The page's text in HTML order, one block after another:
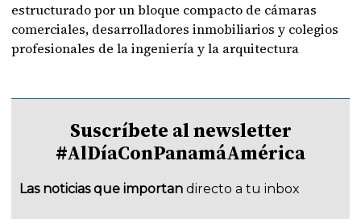
estructurado por un bloque compacto de cámaras
comerciales, desarrolladores inmobiliarios y colegios
profesionales de la ingeniería y la arquitectura
Suscríbete al newsletter
#AlDíaConPanamáAmérica
Las noticias que importan directo a tu inbox